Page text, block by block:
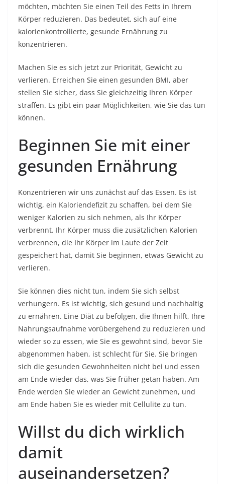
möchten, möchten Sie einen Teil des Fetts in Ihrem
Körper reduzieren. Das bedeutet, sich auf eine
kalorienkontrollierte, gesunde Ernährung zu
konzentrieren.
Machen Sie es sich jetzt zur Priorität, Gewicht zu
verlieren. Erreichen Sie einen gesunden BMI, aber
stellen Sie sicher, dass Sie gleichzeitig Ihren Körper
straffen. Es gibt ein paar Möglichkeiten, wie Sie das tun
können.
Beginnen Sie mit einer
gesunden Ernährung
Konzentrieren wir uns zunächst auf das Essen. Es ist
wichtig, ein Kaloriendefizit zu schaffen, bei dem Sie
weniger Kalorien zu sich nehmen, als Ihr Körper
verbrennt. Ihr Körper muss die zusätzlichen Kalorien
verbrennen, die Ihr Körper im Laufe der Zeit
gespeichert hat, damit Sie beginnen, etwas Gewicht zu
verlieren.
Sie können dies nicht tun, indem Sie sich selbst
verhungern. Es ist wichtig, sich gesund und nachhaltig
zu ernähren. Eine Diät zu befolgen, die Ihnen hilft, Ihre
Nahrungsaufnahme vorübergehend zu reduzieren und
wieder so zu essen, wie Sie es gewohnt sind, bevor Sie
abgenommen haben, ist schlecht für Sie. Sie bringen
sich die gesunden Gewohnheiten nicht bei und essen
am Ende wieder das, was Sie früher getan haben. Am
Ende werden Sie wieder an Gewicht zunehmen, und
am Ende haben Sie es wieder mit Cellulite zu tun.
Willst du dich wirklich
damit
auseinandersetzen?